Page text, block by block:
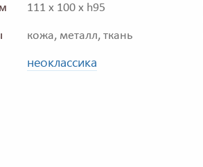
111 x 100 x h95
кожа, металл, ткань
неоклассика